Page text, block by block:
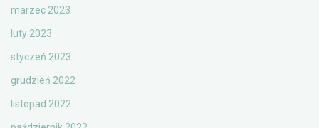
marzec 2023
luty 2023
styczeń 2023
grudzień 2022
listopad 2022